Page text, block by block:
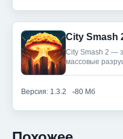
City Smash
City Smash 2 —
массовые
Версия: 1.3.2 80 Мб